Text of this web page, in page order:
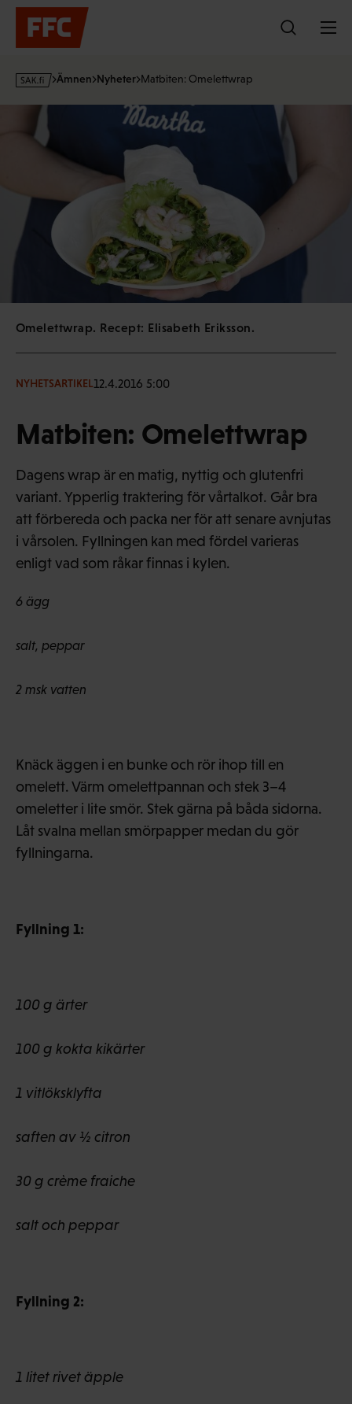
Hoppa
innehållet
s
Ämnen Nyheter Matbiten: Omelettwrap
Omelettwrap. Recept: Elisabeth Eriksson.
NYHETSARTIKEL12.4.2016 5:00
Matbiten: Omelettwrap
Dagens wrap är en matig, nyttig och glutenfri
variant. Ypperlig traktering för vårtalkot. Går bra
att förbereda och packa ner för att senare avnjutas
i vårsolen. Fyllningen kan med fördel varieras
enligt vad som råkar finnas i kylen.
6 ägg
salt, peppar
2 msk vatten
Knäck äggen i en bunke och rör ihop till en
omelett. Värm omelettpannan och stek 3–4
omeletter i lite smör. Stek gärna på båda sidorna.
Låt svalna mellan smörpapper medan du gör
fyllningarna.
Fyllning 1:
100 g ärter
100 g kokta kikärter
1 vitlöksklyfta
saften av ½ citron
30 g crème fraiche
salt och peppar
Fyllning 2:
1 litet rivet äpple